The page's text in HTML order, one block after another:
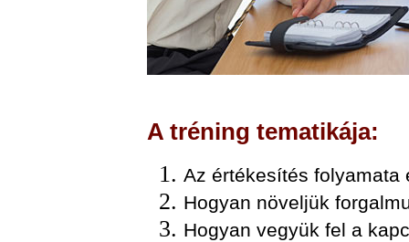
A tréning tematikája:
Az értékesítés folyamata
Hogyan növeljük
Hogyan vegyük fel a